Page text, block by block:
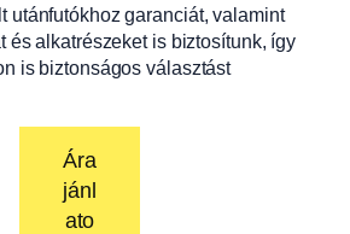
utánfutókhoz garanciát, valamint
és alkatrészeket is biztosítunk, így
is biztonságos választást
Ára
jánl
ato